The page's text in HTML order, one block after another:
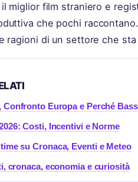
miglior film straniero e
che pochi
ragioni di un settore che
Confronto Europa e Perché
Costi, Incentivi e Norme
su Cronaca, Eventi e Meteo
cronaca, economia e curiosità